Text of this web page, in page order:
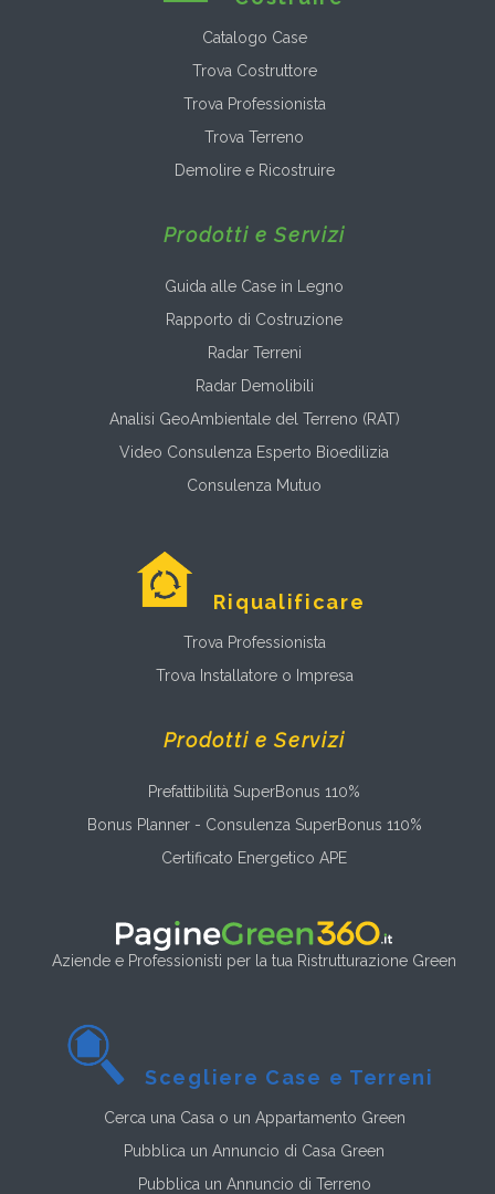
Catalogo Case
Trova Costruttore
Trova Professionista
Trova Terreno
Demolire e Ricostruire
Prodotti e Servizi
Guida alle Case in Legno
Rapporto di Costruzione
Radar Terreni
Radar Demolibili
Analisi GeoAmbientale del Terreno (RAT)
Video Consulenza Esperto Bioedilizia
Consulenza Mutuo
Riqualificare
Trova Professionista
Trova Installatore o Impresa
Prodotti e Servizi
Prefattibilità SuperBonus 110%
Bonus Planner - Consulenza SuperBonus 110%
Certificato Energetico APE
Aziende e Professionisti per la tua Ristrutturazione Green
Scegliere Case e Terreni
Cerca una Casa o un Appartamento Green
Pubblica un Annuncio di Casa Green
Pubblica un Annuncio di Terreno